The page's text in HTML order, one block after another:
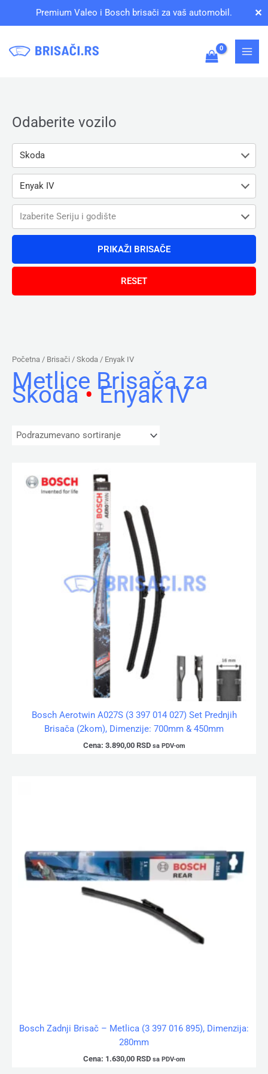
Premium Valeo i Bosch brisači za vaš automobil. ✕
Odaberite vozilo
Skoda
Enyak IV
Izaberite Seriju i godište
Početna / Brisači / Skoda / Enyak IV
Metlice Brisača za
Skoda•Enyak IV
Bosch Aerotwin A027S (3 397 014 027) Set Prednjih
Brisača (2kom), Dimenzije: 700mm & 450mm
Cena: 3.890,00 RSD sa PDV-om
Bosch Zadnji Brisač – Metlica (3 397 016 895), Dimenzija:
280mm
Cena: 1.630,00 RSD sa PDV-om